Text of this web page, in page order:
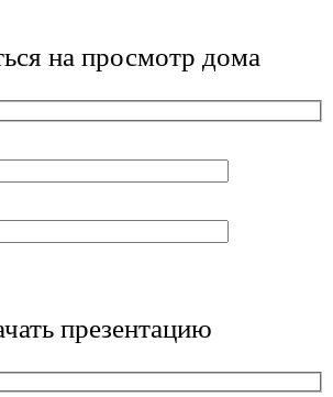
на просмотр дома
презентацию